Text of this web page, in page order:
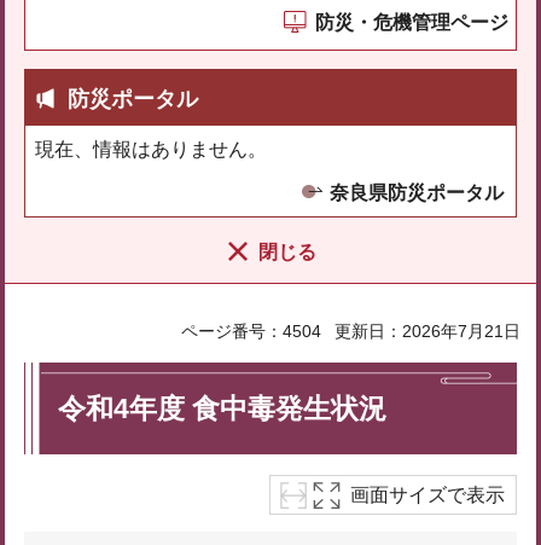
防災・危機管理ページ
防災ポータル
現在、情報はありません。
奈良県防災ポータル
閉じる
ページ番号：4504 更新日：2026年7月21日
令和4年度 食中毒発生状況
画面サイズで表示